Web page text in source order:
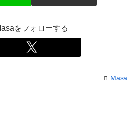
をフォローする
Masa